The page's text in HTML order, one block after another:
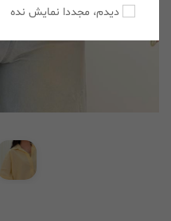
دیدم، مجددا نمایش نده